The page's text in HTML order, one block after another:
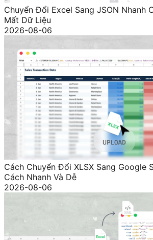
Chuyển Đổi Excel Sang JSON Nhanh
Mất Dữ Liệu
2026-08-06
Cách Chuyển Đổi XLSX Sang Google
Cách Nhanh Và Dễ
2026-08-06